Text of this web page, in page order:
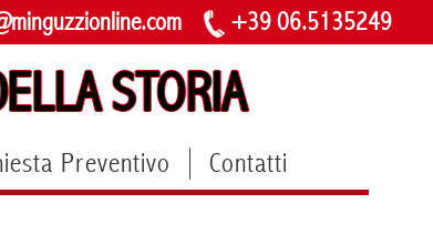
+39 06.5135249
STORIA
Preventivo Contatti